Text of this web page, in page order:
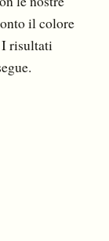
il colore
I risultati